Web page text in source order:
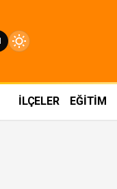
Mod
İLÇELER EĞİTİM